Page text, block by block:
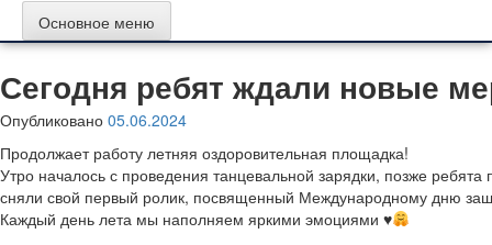
Основное меню
Сегодня ребят ждали новые
Опубликовано 05.06.2024
Продолжает работу летняя оздоровительная площадка!
Утро началось с проведения танцевальной зарядки, позже
сняли свой первый ролик, посвященный Международному дню
Каждый день лета мы наполняем яркими эмоциями ♥️